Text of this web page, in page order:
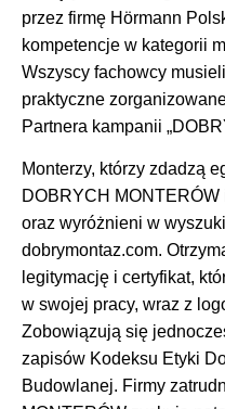
przez firmę Hörmann
kompetencje w kategorii
Wszyscy fachowcy
praktyczne
Partnera kampanii
Monterzy, którzy zdadzą
DOBRYCH
oraz wyróżnieni w
dobrymontaz.com.
legitymację i certyfikat,
w swojej pracy, wraz z
Zobowiązują się
zapisów Kodeksu Etyki
Budowlanej. Firmy